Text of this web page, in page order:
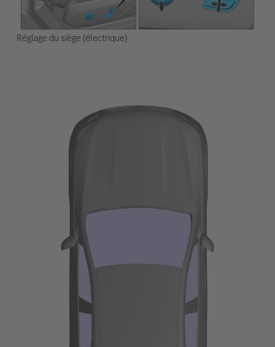
Réglage du siège (électrique)